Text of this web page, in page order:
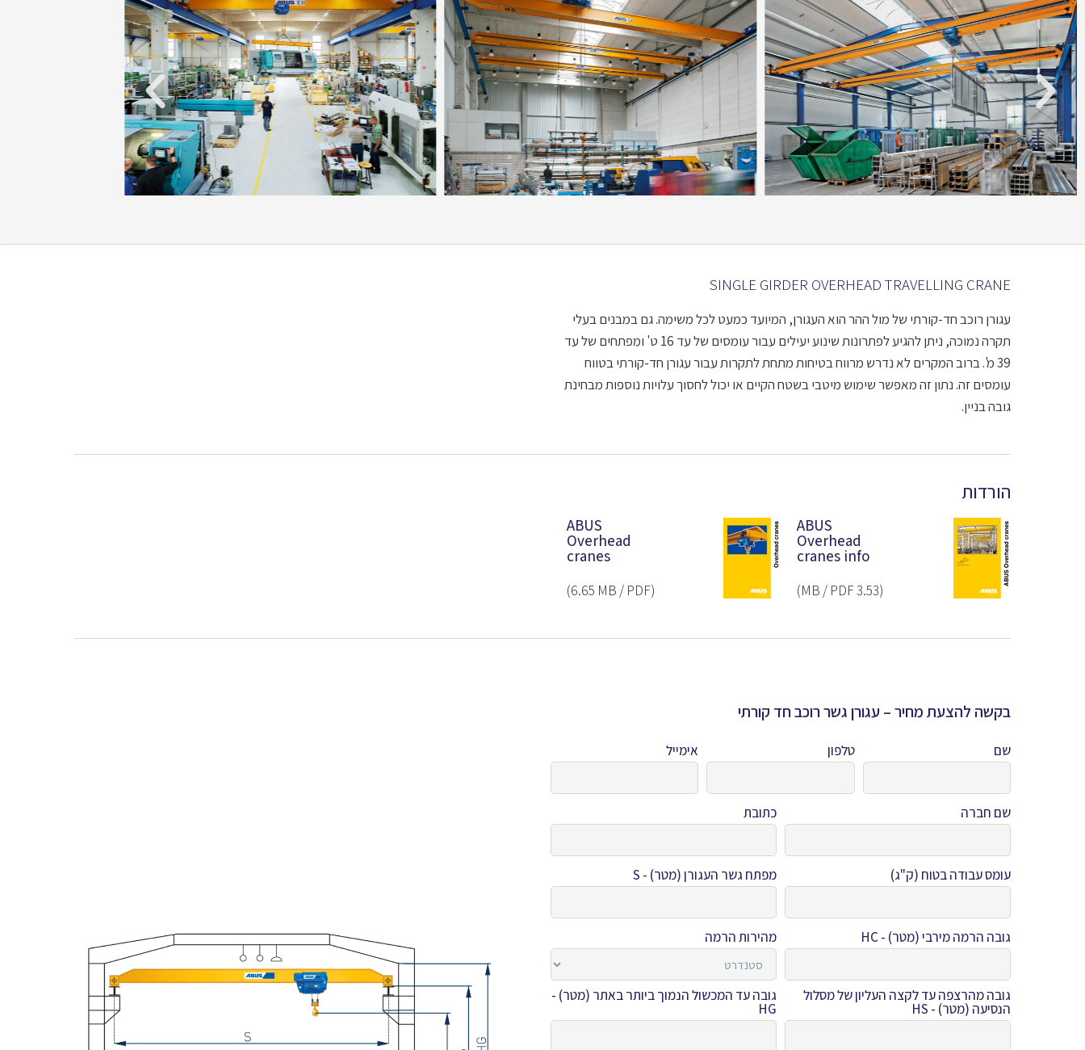
SINGLE GIRDER OVERHEAD TRAVELLING CRANE
עגורן רוכב חד-קורתי של מול ההר הוא העגורן, המיועד כמעט לכל משימה. גם במבנים בעלי
תקרה נמוכה, ניתן להגיע לפתרונות שינוע יעילים עבור עומסים של עד 16 ט' ומִפתחים של עד
39 מ'. ברוב המקרים לא נדרש מרווח בטיחות מתחת לתקרות עבור עגורן חד-קורתי בטווח
עומסים זה. נתון זה מאפשר שימוש מיטבי בשטח הקיים או יכול לחסוך עלויות נוספות מבחינת
גובה בניין.
הורדות
ABUS
Overhead
cranes info
(3.53 MB / PDF)
ABUS
Overhead
cranes
(‎6.65 MB / PDF)
בקשה להצעת מחיר – עגורן גשר רוכב חד קורתי
שם טלפון אימייל
שם חברה כתובת
עומס עבודה בטוח (ק"ג) מפתח גשר העגורן (מטר) - S
גובה הרמה מירבי (מטר) - HC מהירות הרמה
גובה מהרצפה עד לקצה העליון של מסלול
הנסיעה (מטר) - HS
גובה עד המכשול הנמוך ביותר באתר (מטר) -
HG